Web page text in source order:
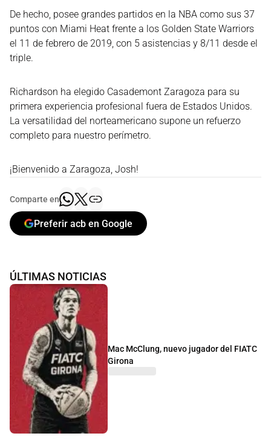
De hecho, posee grandes partidos en la NBA como sus 37
puntos con Miami Heat frente a los Golden State Warriors
el 11 de febrero de 2019, con 5 asistencias y 8/11 desde el
triple.
Richardson ha elegido Casademont Zaragoza para su
primera experiencia profesional fuera de Estados Unidos.
La versatilidad del norteamericano supone un refuerzo
completo para nuestro perímetro.
¡Bienvenido a Zaragoza, Josh!
Comparte en
Preferir acb en Google
ÚLTIMAS NOTICIAS
Mac McClung, nuevo jugador del FIATC
Girona